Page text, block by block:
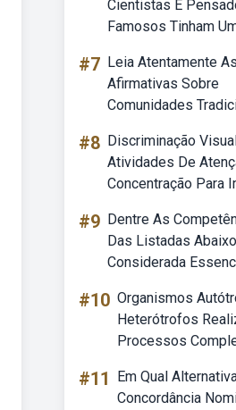
Cientistas E
Famosos Tinham
#7 Leia Atentamente
Afirmativas Sobre
Comunidades
#8 Discriminação
Atividades De
Concentração Para
#9 Dentre As
Das Listadas
Considerada
#10 Organismos
Heterótrofos
Processos
#11
Em Qual
Concordância